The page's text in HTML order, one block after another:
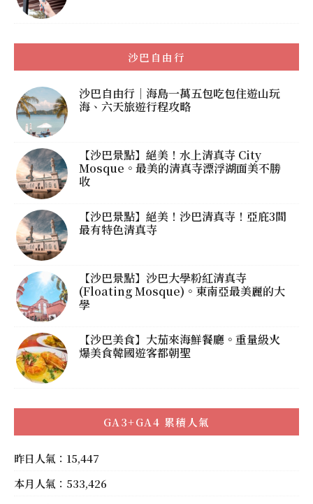
沙巴自由行
沙巴自由行｜海島一萬五包吃包住遊山玩
海、六天旅遊行程攻略
【沙巴景點】絕美！水上清真寺 City
Mosque。最美的清真寺漂浮湖面美不勝
收
【沙巴景點】絕美！沙巴清真寺！亞庇3間
最有特色清真寺
【沙巴景點】沙巴大學粉紅清真寺
(Floating Mosque)。東南亞最美麗的大
學
【沙巴美食】大茄來海鮮餐廳。重量級火
爆美食韓國遊客都朝聖
GA3+GA4 累積人氣
昨日人氣：15,447
本月人氣：533,426